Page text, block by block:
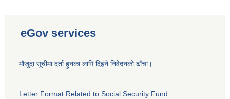
eGov services
मौजुदा सूचीमा दर्ता हुनका लागि दिइने निवेदनको ढाँचा।
Letter Format Related to Social Security Fund